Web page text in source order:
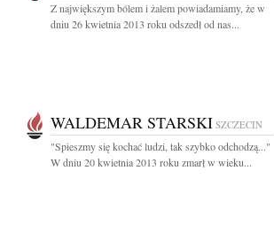
Z największym bólem i żalem powiadamiamy, że w
dniu 26 kwietnia 2013 roku odszedł od nas...
WALDEMAR STARSKI SZCZECIN
"Spieszmy się kochać ludzi, tak szybko odchodzą..."
W dniu 20 kwietnia 2013 roku zmarł w wieku...